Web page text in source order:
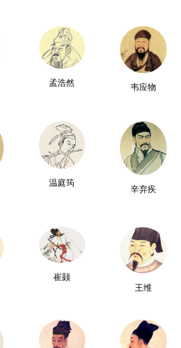
孟浩然 韦应物
温庭筠
辛弃疾
崔颢
王维